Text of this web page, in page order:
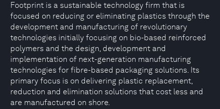
Footprint is a sustainable technology firm that is
focused on reducing or eliminating plastics through the
development and manufacturing of revolutionary
technologies initially focusing on bio-based reinforced
polymers and the design, development and
implementation of next-generation manufacturing
technologies for fibre-based packaging solutions. Its
primary focus is on delivering plastic replacement,
reduction and elimination solutions that cost less and
are manufactured on shore.